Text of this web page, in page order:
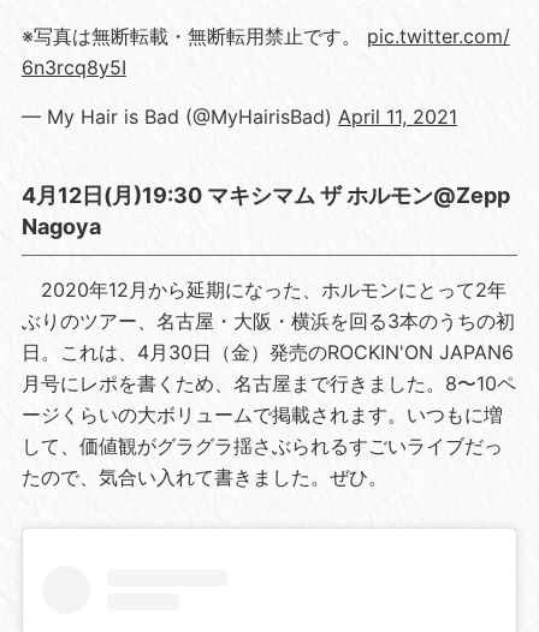
※写真は無断転載・無断転用禁止です。 pic.twitter.com/
6n3rcq8y5I
— My Hair is Bad (@MyHairisBad) April 11, 2021
4月12日(月)19:30 マキシマム ザ ホルモン@Zepp
Nagoya
2020年12月から延期になった、ホルモンにとって2年
ぶりのツアー、名古屋・大阪・横浜を回る3本のうちの初
日。これは、4月30日（金）発売のROCKIN'ON JAPAN6
月号にレポを書くため、名古屋まで行きました。8〜10ペ
ージくらいの大ボリュームで掲載されます。いつもに増
して、価値観がグラグラ揺さぶられるすごいライブだっ
たので、気合い入れて書きました。ぜひ。